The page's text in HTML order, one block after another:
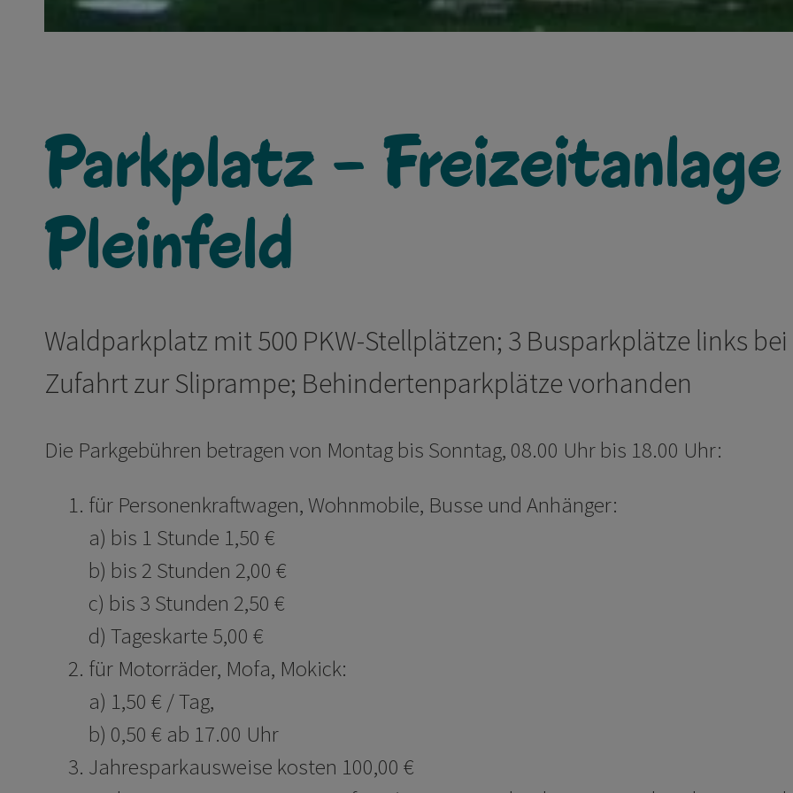
Parkplatz - Freizeitanlage
Pleinfeld
Waldparkplatz mit 500 PKW-Stellplätzen; 3 Busparkplätze links
Zufahrt zur Sliprampe; Behindertenparkplätze vorhanden
Die Parkgebühren betragen von Montag bis Sonntag, 08.00 Uhr bis 18.00 Uhr:
für Personenkraftwagen, Wohnmobile, Busse und Anhänger:
a) bis 1 Stunde 1,50 €
b) bis 2 Stunden 2,00 €
c) bis 3 Stunden 2,50 €
d) Tageskarte 5,00 €
für Motorräder, Mofa, Mokick:
a) 1,50 € / Tag,
b) 0,50 € ab 17.00 Uhr
Jahresparkausweise kosten 100,00 €